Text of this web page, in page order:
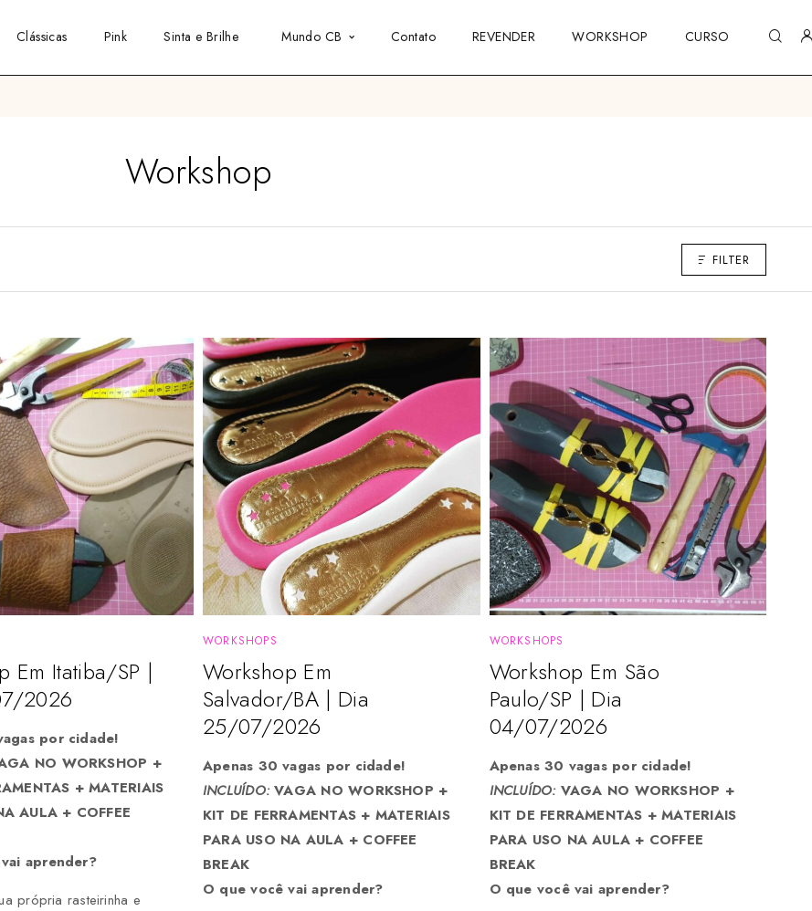
Clássicas Pink Sinta e Brilhe Mundo CB Contato REVENDER WORKSHOP CURSO
Workshop
FILTER
Em Itatiba/SP |
2026
por cidade!
NO WORKSHOP +
+ MATERIAIS
AULA + COFFEE
aprender?
própria rasteirinha e
WORKSHOPS
Workshop Em
Salvador/BA | Dia
25/07/2026
Apenas 30 vagas por cidade!
INCLUÍDO:VAGA NO WORKSHOP +
KIT DE FERRAMENTAS + MATERIAIS
PARA USO NA AULA + COFFEE
BREAK
O que você vai aprender?
WORKSHOPS
Workshop Em São
Paulo/SP | Dia
04/07/2026
Apenas 30 vagas por cidade!
INCLUÍDO:VAGA NO WORKSHOP +
KIT DE FERRAMENTAS + MATERIAIS
PARA USO NA AULA + COFFEE
BREAK
O que você vai aprender?